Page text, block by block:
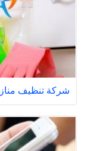
شركة تنظيف